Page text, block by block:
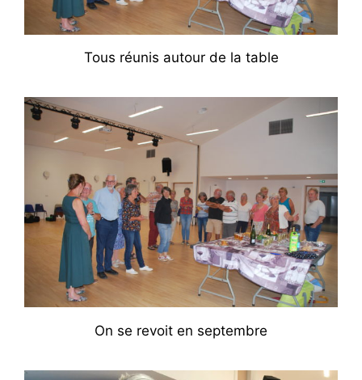
Tous réunis autour de la table
On se revoit en septembre